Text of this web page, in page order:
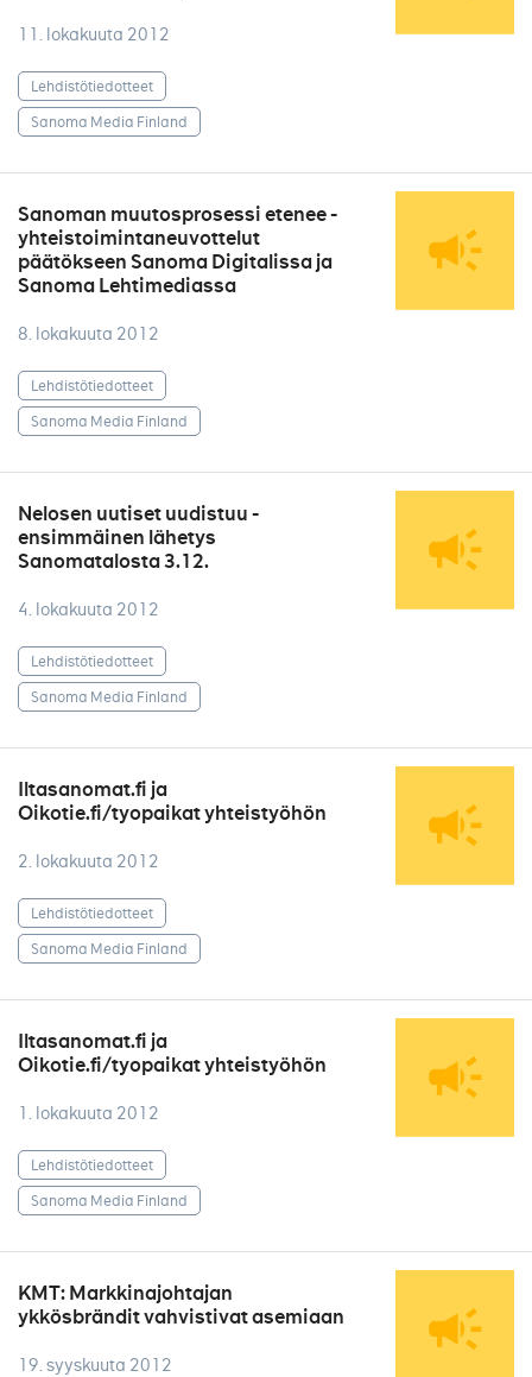
11. lokakuuta 2012
Lehdistötiedotteet
Sanoma Media Finland
Sanoman muutosprosessi etenee -
yhteistoimintaneuvottelut
päätökseen Sanoma Digitalissa ja
Sanoma Lehtimediassa
8. lokakuuta 2012
Lehdistötiedotteet
Sanoma Media Finland
Nelosen uutiset uudistuu -
ensimmäinen lähetys
Sanomatalosta 3.12.
4. lokakuuta 2012
Lehdistötiedotteet
Sanoma Media Finland
Iltasanomat.fi ja
Oikotie.fi/tyopaikat yhteistyöhön
2. lokakuuta 2012
Lehdistötiedotteet
Sanoma Media Finland
Iltasanomat.fi ja
Oikotie.fi/tyopaikat yhteistyöhön
1. lokakuuta 2012
Lehdistötiedotteet
Sanoma Media Finland
KMT: Markkinajohtajan
ykkösbrändit vahvistivat asemiaan
19. syyskuuta 2012